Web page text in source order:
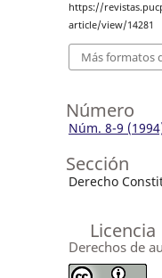
https://
article/view/14281
Más formatos
Número
Núm. 8-9
Sección
Derecho
Licencia
Derechos de